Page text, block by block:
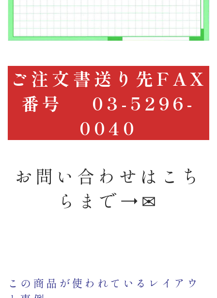
ご注文書送り先FAX
番号 03-5296-
0040
お問い合わせはこち
らまで→✉
この商品が使われているレイアウ